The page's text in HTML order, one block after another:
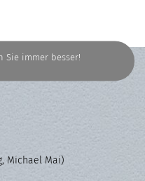
Sie immer besser!
Michael Mai)